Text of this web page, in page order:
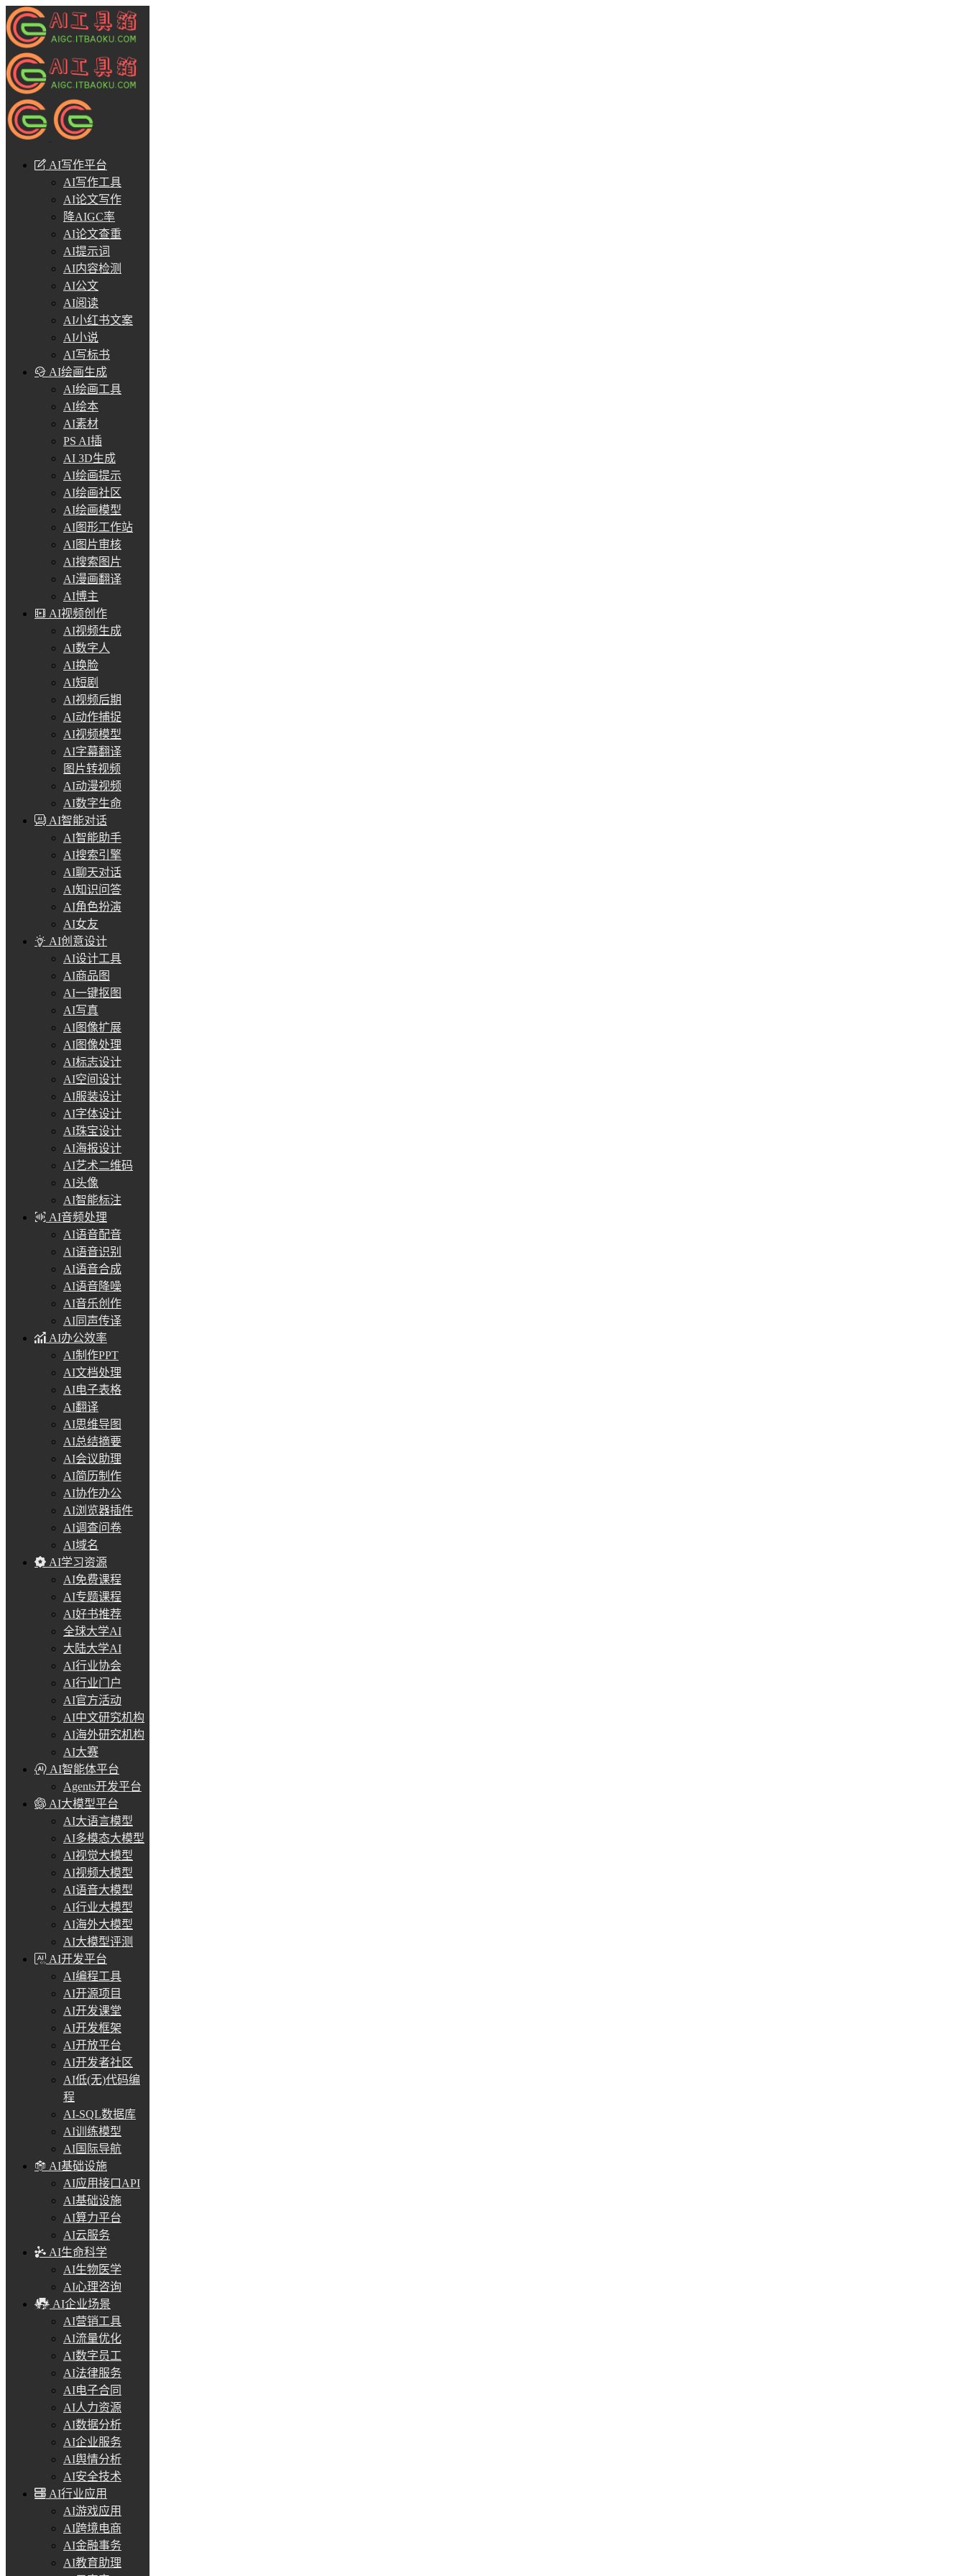
AI写作平台
AI写作工具
AI论文写作
降AIGC率
AI论文查重
AI提示词
AI内容检测
AI公文
AI阅读
AI小红书文案
AI小说
AI写标书
AI绘画生成
AI绘画工具
AI绘本
AI素材
PS AI插
AI 3D生成
AI绘画提示
AI绘画社区
AI绘画模型
AI图形工作站
AI图片审核
AI搜索图片
AI漫画翻译
AI博主
AI视频创作
AI视频生成
AI数字人
AI换脸
AI短剧
AI视频后期
AI动作捕捉
AI视频模型
AI字幕翻译
图片转视频
AI动漫视频
AI数字生命
AI智能对话
AI智能助手
AI搜索引擎
AI聊天对话
AI知识问答
AI角色扮演
AI女友
AI创意设计
AI设计工具
AI商品图
AI一键抠图
AI写真
AI图像扩展
AI图像处理
AI标志设计
AI空间设计
AI服装设计
AI字体设计
AI珠宝设计
AI海报设计
AI艺术二维码
AI头像
AI智能标注
AI音频处理
AI语音配音
AI语音识别
AI语音合成
AI语音降噪
AI音乐创作
AI同声传译
AI办公效率
AI制作PPT
AI文档处理
AI电子表格
AI翻译
AI思维导图
AI总结摘要
AI会议助理
AI简历制作
AI协作办公
AI浏览器插件
AI调查问卷
AI域名
AI学习资源
AI免费课程
AI专题课程
AI好书推荐
全球大学AI
大陆大学AI
AI行业协会
AI行业门户
AI官方活动
AI中文研究机构
AI海外研究机构
AI大赛
AI智能体平台
Agents开发平台
AI大模型平台
AI大语言模型
AI多模态大模型
AI视觉大模型
AI视频大模型
AI语音大模型
AI行业大模型
AI海外大模型
AI大模型评测
AI开发平台
AI编程工具
AI开源项目
AI开发课堂
AI开发框架
AI开放平台
AI开发者社区
AI低(无)代码编
程
AI-SQL数据库
AI训练模型
AI国际导航
AI基础设施
AI应用接口API
AI基础设施
AI算力平台
AI云服务
AI生命科学
AI生物医学
AI心理咨询
AI企业场景
AI营销工具
AI流量优化
AI数字员工
AI法律服务
AI电子合同
AI人力资源
AI数据分析
AI企业服务
AI舆情分析
AI安全技术
AI行业应用
AI游戏应用
AI跨境电商
AI金融事务
AI教育助理